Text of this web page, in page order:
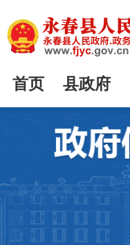
首页 县政府